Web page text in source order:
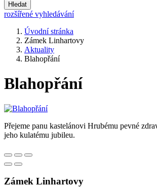
Hledat
rozšířené vyhledávání
Úvodní stránka
Zámek Linhartovy
Aktuality
Blahopřání
Blahopřání
Přejeme panu kastelánovi Hrubému pevné
jeho kulatému jubileu.
Zámek Linhartovy